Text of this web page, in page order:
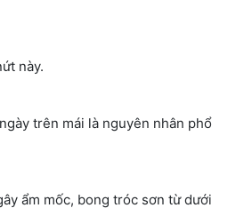
này.
trên mái là nguyên nhân phổ
ẩm mốc, bong tróc sơn từ dưới